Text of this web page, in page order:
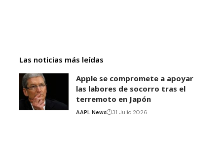
Las noticias más leídas
Apple se compromete a apoyar
las labores de socorro tras el
terremoto en Japón
AAPL News 31 Julio 2026